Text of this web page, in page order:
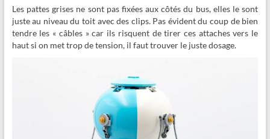
Les pattes grises ne sont pas fixées aux côtés du bus, elles le sont
juste au niveau du toit avec des clips. Pas évident du coup de bien
tendre les « câbles » car ils risquent de tirer ces attaches vers le
haut si on met trop de tension, il faut trouver le juste dosage.